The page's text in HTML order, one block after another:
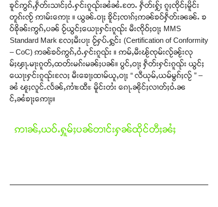
ၶူင်ဢွၵ်ႇႁဵတ်းသၢင်ႈဝႆႉႁင်းၵူၺ်းၼႆၼႆႉတႄႉ ႁဵတ်းႁႂ်ႈ ၵူႈၸိုင်ႈမိူင်း
တူၵ်းၸႂ် ဢၢမ်းဢေႃး ။ ယွၼ်ႉဝႃႈ ၶိူင်ႈၸၢၵ်ႈဢၼ်ၶဝ်ႁဵတ်းၼၼ်ႉ ၶ
ဝ်ၶိုၼ်းဢွၵ်ႇပၼ် ဝႂ်ယွင်ႈယေႃးႁင်းၵူၺ်း မီးၸိုဝ်ႈဝႃႈ MMS
Standard Mark လႄႈမီးပႃး ဝႂ်ႁပ်ႉႁွင်း (Certification of Conformity
– CoC) ဢၼ်ၶဝ်ဢွၵ်ႇဝႆႉႁင်းၵူၺ်း ။ ဢမ်ႇမီးၽႂ်ၸုမ်းလႂ်ၼႂ်းလု
မ်ႈၾႃႉမႃးၵူတ်ႇထတ်းမၵ်းမၼ်ႈပၼ်။ ပွင်ႇဝႃႈ ႁဵတ်းႁင်းၵူၺ်း ယွင်ႈ
ယေႃးႁင်းၵူၺ်းလႄႈ မီးၶေႃႈထၢမ်ယူႇဝႃႈ “ လီယုမ်ႇယမ်မွၵ်ႈလႂ် ” –
ၼႆ ၽူႈလူင်ႉလႅၼ်ႇဢၢႆႊထီႊ မိူင်းတႆး ၵေႃႉၼိုင်ႈလၢတ်ႈဝႆႉၼ
င်ႇၼႆၶႃႈဢေႃႈ။
ဢၢၼ်ႇယဝ်ႉႁူမ်ႈပၼ်တၢင်းႁၼ်ထိုင်တီႈၼႆႈ